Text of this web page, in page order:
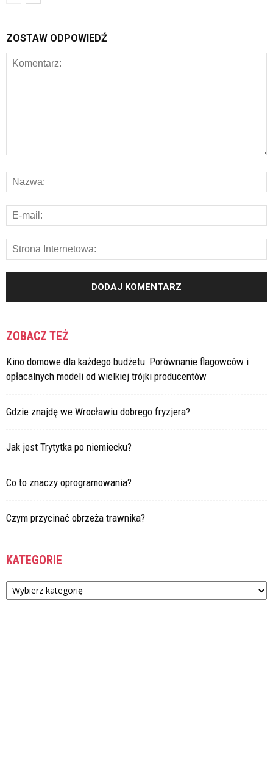
ZOSTAW ODPOWIEDŹ
ZOBACZ TEŻ
Kino domowe dla każdego budżetu: Porównanie flagowców i
opłacalnych modeli od wielkiej trójki producentów
Gdzie znajdę we Wrocławiu dobrego fryzjera?
Jak jest Trytytka po niemiecku?
Co to znaczy oprogramowania?
Czym przycinać obrzeża trawnika?
KATEGORIE
Kategorie